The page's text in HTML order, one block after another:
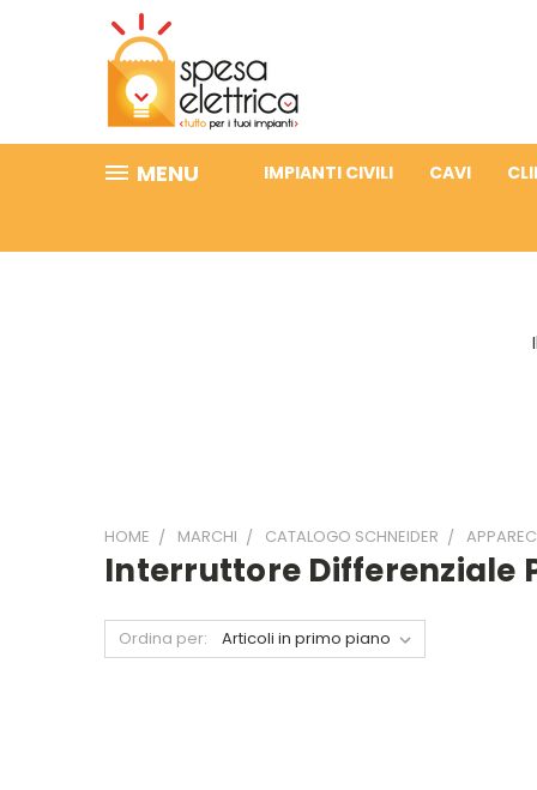
MENU IMPIANTI CIVILI CAVI
HOME MARCHI CATALOGO SCHNEIDER
Interruttore Differenziale
Ordina per: